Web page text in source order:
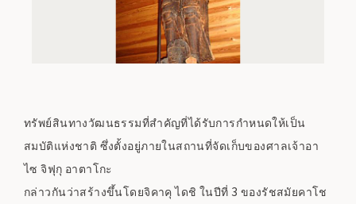
ทรัพย์สินทางวัฒนธรรมที่สำคัญที่ได้รับการกำหนดให้เป็น
สมบัติแห่งชาติ ซึ่งตั้งอยู่ภายในสถานที่จัดเก็บของศาลเจ้าอา
ไซ จิฟุกุ อาตาโกะ
กล่าวกันว่าสร้างขึ้นโดยจิคาคุ ไดชิ ในปีที่ 3 ของรัชสมัยคาโช